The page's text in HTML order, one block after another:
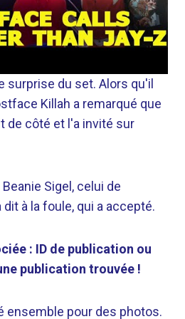
surprise du set. Alors qu'il
Killah a remarqué que
de côté et l'a invité sur
Sigel, celui de
dit à la foule, qui a accepté.
: ID de publication ou
publication trouvée !
ensemble pour des photos.